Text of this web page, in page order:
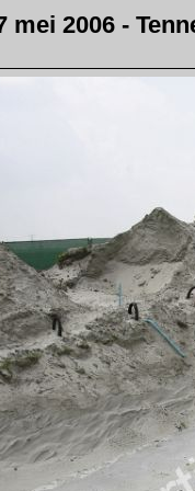
mei 2006 -